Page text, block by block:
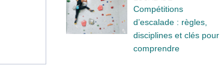
Compétitions
d’escalade : règles,
disciplines et clés pour
comprendre